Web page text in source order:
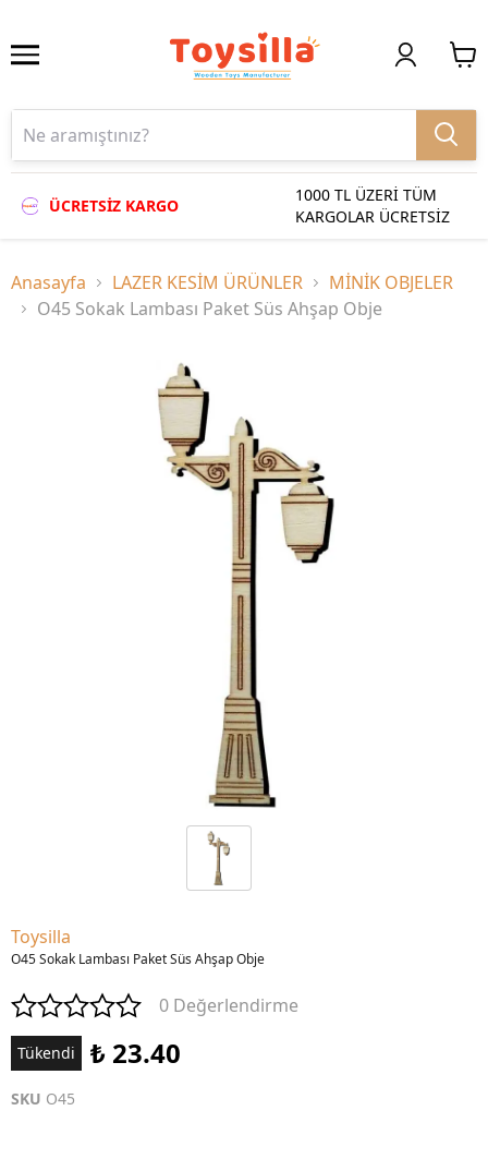
ÜCRETSİZ KARGO
1000 TL ÜZERİ TÜM
KARGOLAR ÜCRETSİZ
Anasayfa LAZER KESİM ÜRÜNLER
MİNİK OBJELER
O45 Sokak Lambası Paket Süs Ahşap Obje
Toysilla
O45 Sokak Lambası Paket Süs Ahşap Obje
0 Değerlendirme
Tükendi ₺ 23.40
SKU O45